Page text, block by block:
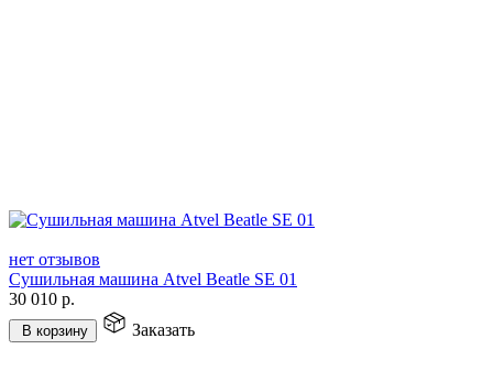
нет отзывов
Сушильная машина Atvel Beatle SE 01
30 010 р.
В корзину Заказать